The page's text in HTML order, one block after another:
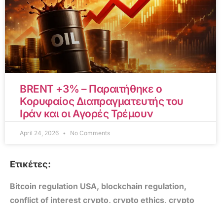
BRENT +3% – Παραιτήθηκε ο
Κορυφαίος Διαπραγματευτής του
Ιράν και οι Αγορές Τρέμουν
April 24, 2026 No Comments
Ετικέτες:
Bitcoin regulation USA, blockchain regulation,
conflict of interest crypto, crypto ethics, crypto